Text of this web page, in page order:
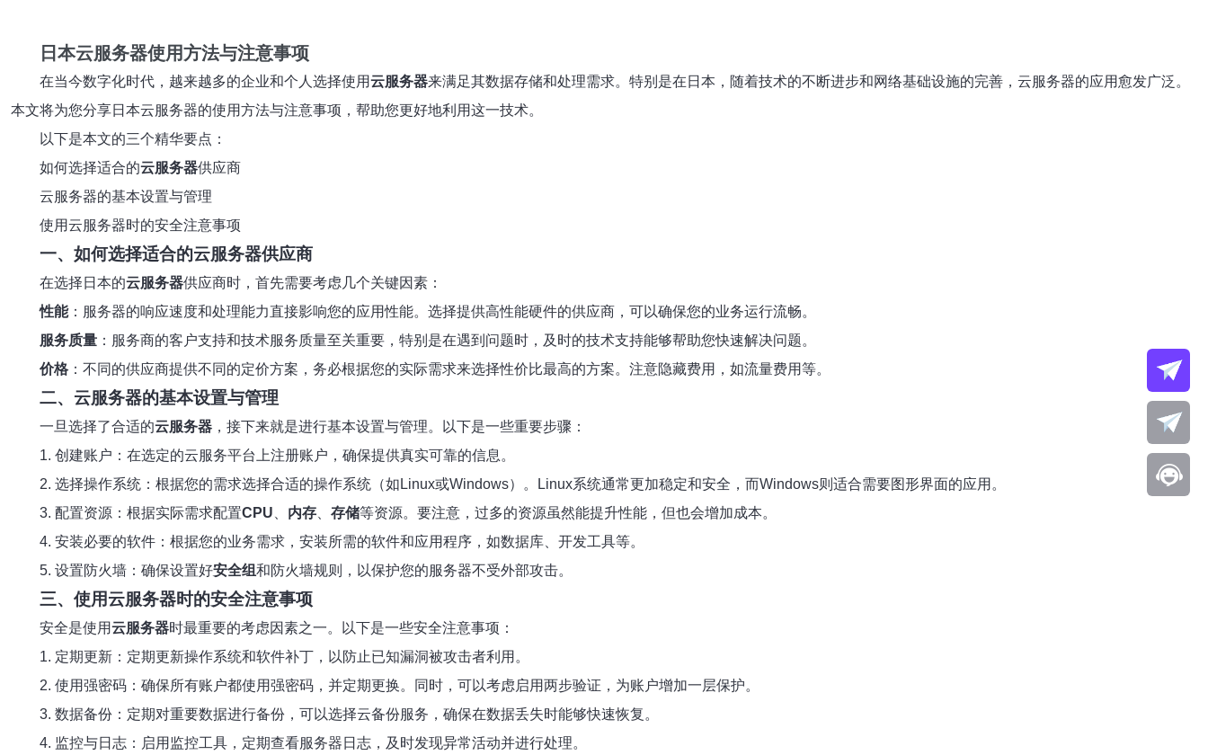
日本云服务器使用方法与注意事项
在当今数字化时代，越来越多的企业和个人选择使用云服务器来满足其数据存储和处理需求。特别是在日本，随着技术的不断进步和网络基础设施的完善，云服务器的应用愈发广泛。
本文将为您分享日本云服务器的使用方法与注意事项，帮助您更好地利用这一技术。
以下是本文的三个精华要点：
如何选择适合的云服务器供应商
云服务器的基本设置与管理
使用云服务器时的安全注意事项
一、如何选择适合的云服务器供应商
在选择日本的云服务器供应商时，首先需要考虑几个关键因素：
性能：服务器的响应速度和处理能力直接影响您的应用性能。选择提供高性能硬件的供应商，可以确保您的业务运行流畅。
服务质量 ：服务商的客户支持和技术服务质量至关重要，特别是在遇到问题时，及时的技术支持能够帮助您快速解决问题。
价格 ：不同的供应商提供不同的定价方案，务必根据您的实际需求来选择性价比最高的方案。注意隐藏费用，如流量费用等。
二、云服务器的基本设置与管理
一旦选择了合适的云服务器 ，接下来就是进行基本设置与管理。以下是一些重要步骤：
1. 创建账户：在选定的云服务平台上注册账户，确保提供真实可靠的信息。
2. 选择操作系统：根据您的需求选择合适的操作系统（如Linux或Windows）。Linux系统通常更加稳定和安全，而Windows则适合需要图形界面的应用。
3. 配置资源：根据实际需求配置CPU 内存 存储等资源。要注意，过多的资源虽然能提升性能，但也会增加成本。
4. 安装必要的软件：根据您的业务需求，安装所需的软件和应用程序，如数据库、开发工具等。
5. 设置防火墙：确保设置好安全组和防火墙规则，以保护您的服务器不受外部攻击。
三、使用云服务器时的安全注意事项
安全是使用云服务器时最重要的考虑因素之一。以下是一些安全注意事项：
1. 定期更新：定期更新操作系统和软件补丁，以防止已知漏洞被攻击者利用。
2. 使用强密码：确保所有账户都使用强密码，并定期更换。同时，可以考虑启用两步验证，为账户增加一层保护。
3. 数据备份：定期对重要数据进行备份，可以选择云备份服务，确保在数据丢失时能够快速恢复。
4. 监控与日志：启用监控工具，定期查看服务器日志，及时发现异常活动并进行处理。